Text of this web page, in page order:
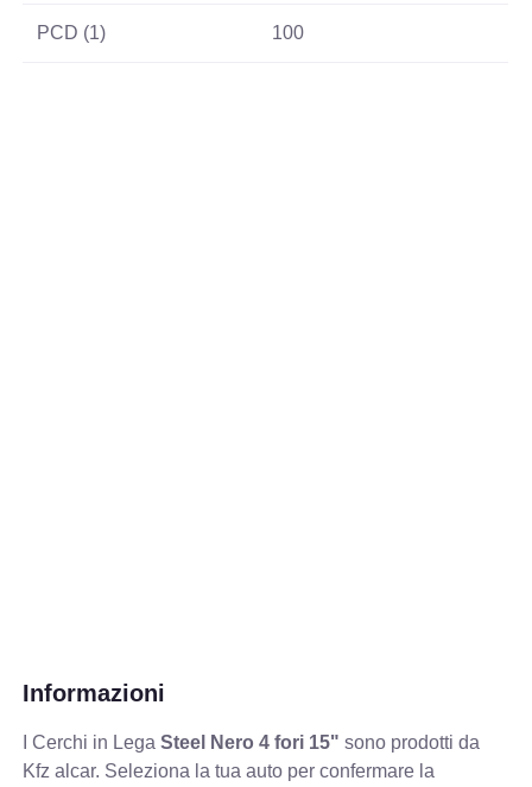
PCD (1) 100
Informazioni
I Cerchi in LegaSteel Nero 4 fori 15" sono prodotti da
Kfz alcar. Seleziona la tua auto per confermare la